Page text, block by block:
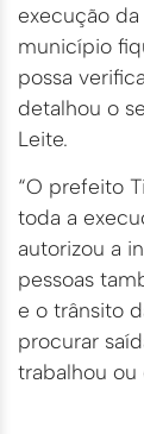
execução
município
possa
detalhou o
Leite.
“O prefeito
toda a
autorizou a
pessoas
e o trânsito
procurar
trabalhou ou